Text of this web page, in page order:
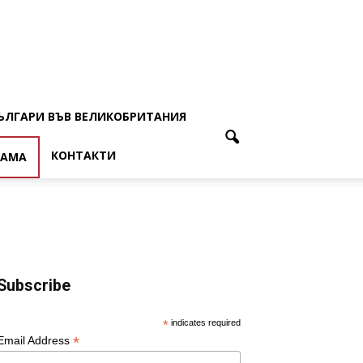
ВЪВ ВЕЛИКОБРИТАНИЯ
КОНТАКТИ
* indicates required
Address *